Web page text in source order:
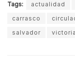
Tags: actualidad
carrasco
salvador
victoria